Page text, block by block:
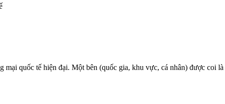
quốc tế hiện đại. Một bên (quốc gia, khu vực, cá nhân) được coi